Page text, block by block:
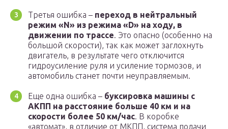
Третья ошибка – переход в нейтральный
режим «N» из режима «D» на ходу, в
движении по трассе. Это опасно (особенно на
большой скорости), так как может заглохнуть
двигатель, в результате чего отключится
гидроусиление руля и усиление тормозов, и
автомобиль станет почти неуправляемым.
Еще одна ошибка – буксировка машины с
АКПП на расстояние больше 40 км и на
скорости более 50 км/час. В коробке
«автомат», в отличие от МКПП, система подачи